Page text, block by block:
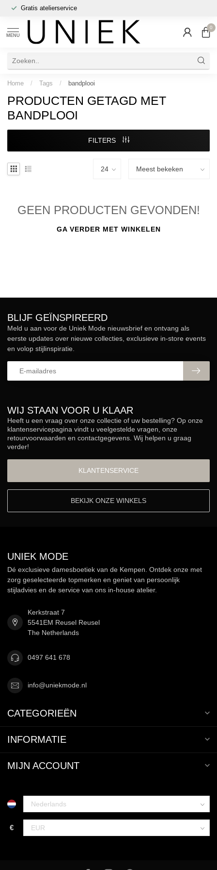
Gratis atelierservice
MENU
0
Home / Tags / bandplooi
PRODUCTEN GETAGD MET
BANDPLOOI
FILTERS
GEEN PRODUCTEN GEVONDEN!
GA VERDER MET WINKELEN
WIJ STAAN VOOR U KLAAR
Heeft u een vraag over onze collectie of uw bestelling? Op onze
klantenservicepagina vindt u veelgestelde vragen, onze
retourvoorwaarden en contactgegevens. Wij helpen u graag
verder!
KLANTENSERVICE
BEKIJK ONZE WINKELS
BLIJF GEÏNSPIREERD
Meld u aan voor de Uniek Mode nieuwsbrief en ontvang als
eerste updates over nieuwe collecties, exclusieve in-store events
en volop stijlinspiratie.
UNIEK MODE
Dé exclusieve damesboetiek van de Kempen. Ontdek onze met
zorg geselecteerde topmerken en geniet van persoonlijk
stijladvies en de service van ons in-house atelier.
Kerkstraat 7
5541EM Reusel Reusel
The Netherlands
0497 641 678
info@uniekmode.nl
CATEGORIEËN
INFORMATIE
MIJN ACCOUNT
€